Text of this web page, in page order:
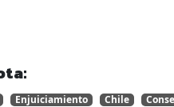
Enjuiciamiento Chile